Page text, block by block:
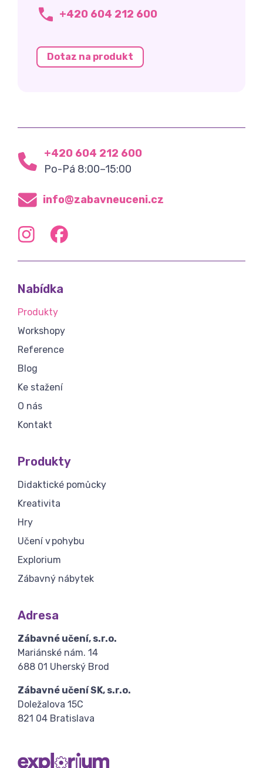
+420 604 212 600
Dotaz na produkt
+420 604 212 600
Po-Pá 8:00–15:00
info@zabavneuceni.cz
Nabídka
Produkty
Workshopy
Reference
Blog
Ke stažení
O nás
Kontakt
Produkty
Didaktické pomůcky
Kreativita
Hry
Učení v pohybu
Explorium
Zábavný nábytek
Adresa
Zábavné učení, s.r.o.
Mariánské nám. 14
688 01 Uherský Brod
Zábavné učení SK, s.r.o.
Doležalova 15C
821 04 Bratislava